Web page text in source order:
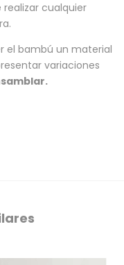
cualquier
el bambú un material
variaciones